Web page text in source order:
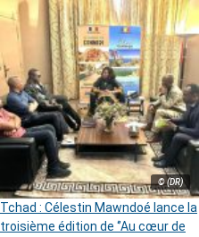
© (DR)
Tchad : Célestin Mawndoé lance la
troisième édition de ‘’Au cœur de